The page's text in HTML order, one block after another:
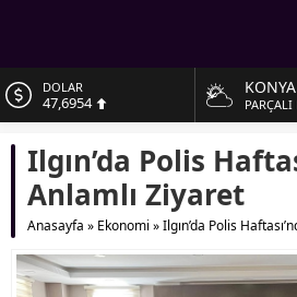
DOLAR
47,6954
55,1824
ALTIN
6.662,10
BİST
13.779,39
Ilgın’da Polis
Anlamlı Ziyaret
Anasayfa » Ekonomi »Ilgın’da Polis